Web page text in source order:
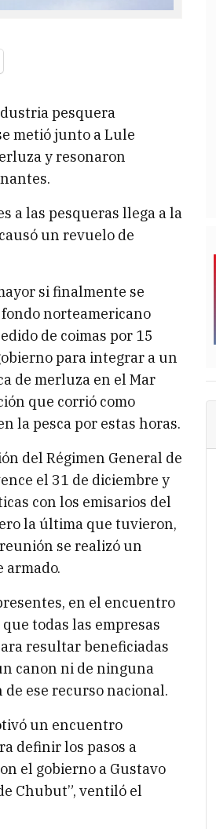
pesquera
metió junto a Lule
y resonaron
a las pesqueras llega a la
un revuelo de
si finalmente se
norteamericano
de coimas por 15
para integrar a un
de merluza en el Mar
que corrió como
la pesca por estas horas.
del Régimen General de
el 31 de diciembre y
con los emisarios del
la última que tuvieron,
se realizó un
armado.
en el encuentro
todas las empresas
resultar beneficiadas
canon ni de ninguna
ese recurso nacional.
un encuentro
definir los pasos a
el gobierno a Gustavo
Chubut”, ventiló el